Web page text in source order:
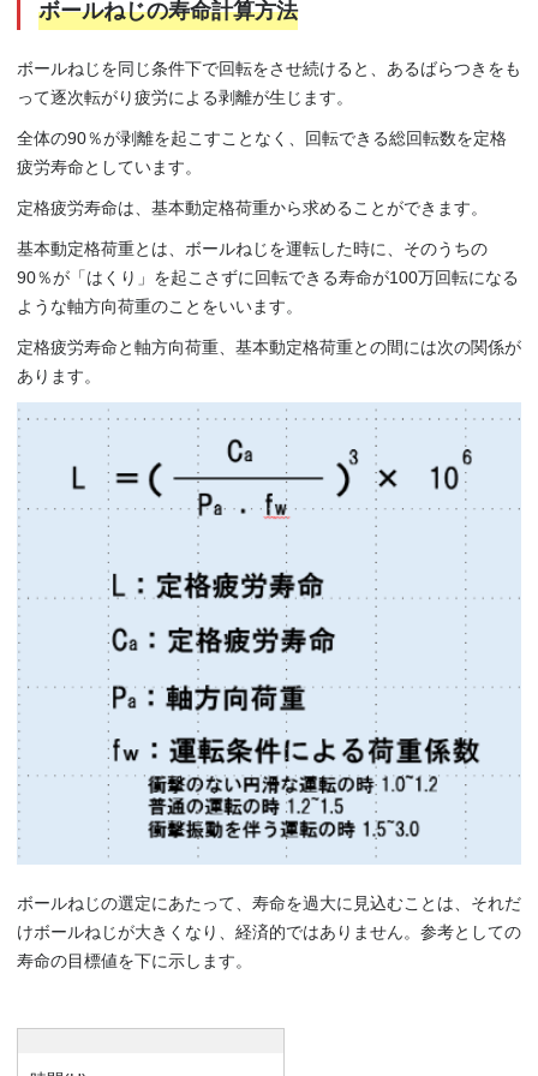
ボールねじの寿命計算方法
ボールねじを同じ条件下で回転をさせ続けると、あるばらつきをも
って逐次転がり疲労による剥離が生じます。
全体の90％が剥離を起こすことなく、回転できる総回転数を定格
疲労寿命としています。
定格疲労寿命は、基本動定格荷重から求めることができます。
基本動定格荷重とは、ボールねじを運転した時に、そのうちの
90％が「はくり」を起こさずに回転できる寿命が100万回転になる
ような軸方向荷重のことをいいます。
定格疲労寿命と軸方向荷重、基本動定格荷重との間には次の関係が
あります。
ボールねじの選定にあたって、寿命を過大に見込むことは、それだ
けボールねじが大きくなり、経済的ではありません。参考としての
寿命の目標値を下に示します。